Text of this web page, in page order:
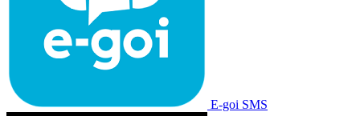
E-goi SMS